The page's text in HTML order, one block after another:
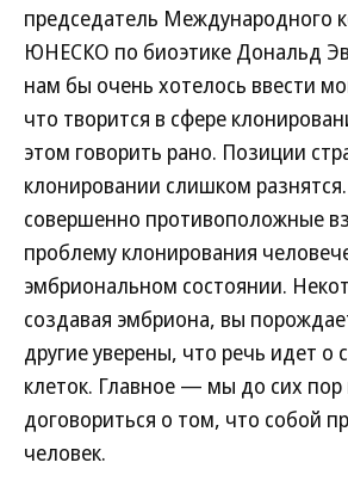
председатель Международного
ЮНЕСКО по биоэтике Дональд
нам бы очень хотелось ввести
что творится в сфере
этом говорить рано. Позиции
клонировании слишком разнятся.
совершенно противоположные
проблему клонирования
эмбриональном состоянии.
создавая эмбриона, вы
другие уверены, что речь идет о
клеток. Главное — мы до сих
договориться о том, что собой
человек.